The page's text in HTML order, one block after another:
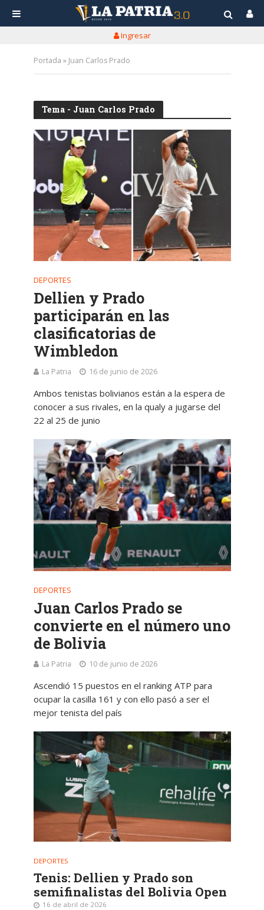
Ingresar
Portada » Juan Carlos Prado
Tema - Juan Carlos Prado
DEPORTES
Dellien y Prado
participarán en las
clasificatorias de
Wimbledon
La Patria 16 de junio de 2026
Ambos tenistas bolivianos están a la espera de
conocer a sus rivales, en la qualy a jugarse del
22 al 25 de junio
DEPORTES
Juan Carlos Prado se
convierte en el número uno
de Bolivia
La Patria 10 de junio de 2026
Ascendió 15 puestos en el ranking ATP para
ocupar la casilla 161 y con ello pasó a ser el
mejor tenista del país
DEPORTES
Tenis: Dellien y Prado son
semifinalistas del Bolivia Open
16 de abril de 2026